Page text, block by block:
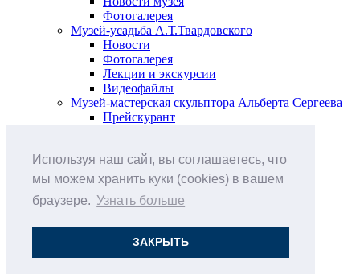
Используя наш сайт, вы соглашаетесь, что
мы можем хранить куки (cookies) в вашем
браузере. Узнать больше
ЗАКРЫТЬ
Фотогалерея
Музей-усадьба А.Т.Твардовского
Новости
Фотогалерея
Лекции и экскурсии
Видеофайлы
Музей-мастерская скульптора Альберта Сергеева
Прейскурант
Анонс мероприятий
Виртуальные выставки
О музее
Друзья музея
Наши цены